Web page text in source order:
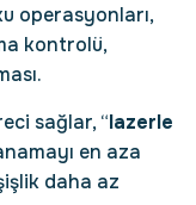
operasyonları,
kontrolü,
sağlar, “lazerle
en aza
daha az